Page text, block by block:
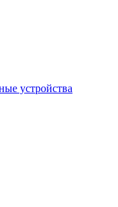
устройства